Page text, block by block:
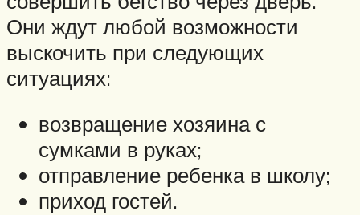
Они ждут любой возможности
выскочить при следующих
ситуациях:
возвращение хозяина с
сумками в руках;
отправление ребенка в школу;
приход гостей.